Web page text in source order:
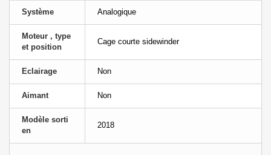
Système Analogique
Moteur , type
et position
Cage courte sidewinder
Eclairage Non
Aimant Non
Modèle sorti
en
2018